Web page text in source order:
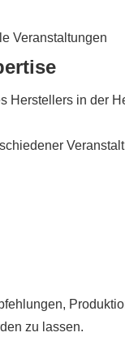
Herstellers in der
zu lassen.